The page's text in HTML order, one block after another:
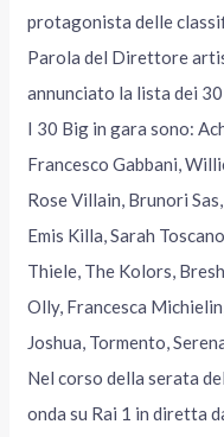
protagonista delle
Parola del Direttore
annunciato la lista dei
I 30 Big in gara sono:
Francesco Gabbani,
Rose Villain, Brunori
Emis Killa, Sarah
Thiele, The Kolors,
Olly, Francesca
Joshua, Tormento,
Nel corso della serata
onda su Rai 1 in diretta